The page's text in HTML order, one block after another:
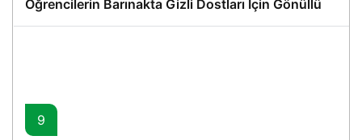
Öğrencilerin Barınakta Gizli Dostları İçin Gönüllü
Proje
9